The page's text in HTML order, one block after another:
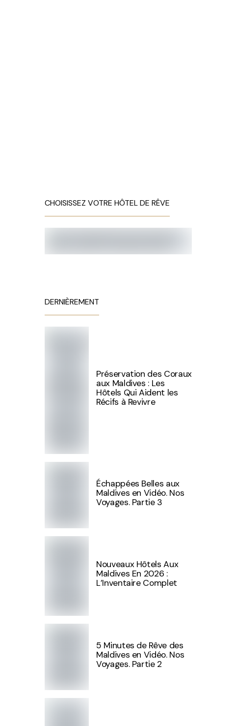
CHOISISSEZ VOTRE HÔTEL DE RÊVE
DERNIÈREMENT
Préservation des Coraux
aux Maldives : Les
Hôtels Qui Aident les
Récifs à Revivre
Échappées Belles aux
Maldives en Vidéo. Nos
Voyages. Partie 3
Nouveaux Hôtels Aux
Maldives En 2026 :
L’Inventaire Complet
5 Minutes de Rêve des
Maldives en Vidéo. Nos
Voyages. Partie 2